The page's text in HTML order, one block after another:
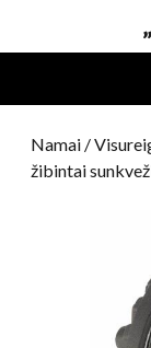
Namai /
žibintai